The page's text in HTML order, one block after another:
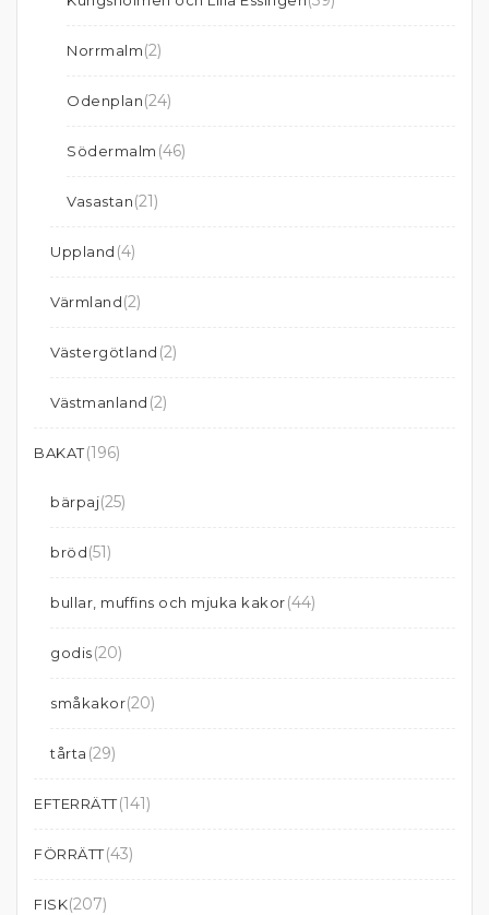
Norrmalm(2)
Odenplan(24)
Södermalm (46)
Vasastan(21)
Uppland (4)
Värmland(2)
Västergötland (2)
Västmanland (2)
BAKAT(196)
bärpaj(25)
bröd(51)
bullar, muffins och mjuka kakor(44)
godis(20)
småkakor(20)
tårta (29)
EFTERRÄTT(141)
FÖRRÄTT(43)
FISK(207)